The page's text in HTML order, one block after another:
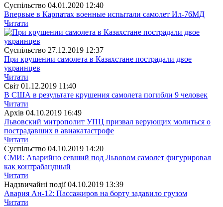
Суспiльство 04.01.2020 12:40
Впервые в Карпатах военные испытали самолет Ил-76МД
Читати
Суспiльство 27.12.2019 12:37
При крушении самолета в Казахстане пострадали двое
украинцев
Читати
Свiт 01.12.2019 11:40
В США в результате крушения самолета погибли 9 человек
Читати
Архiв 04.10.2019 16:49
Львовский митрополит УПЦ призвал верующих молиться о
пострадавших в авиакатастрофе
Читати
Суспiльство 04.10.2019 14:20
СМИ: Аварийно севший под Львовом самолет фигурировал
как контрабандный
Читати
Надзвичайні події 04.10.2019 13:39
Авария Ан-12: Пассажиров на борту задавило грузом
Читати